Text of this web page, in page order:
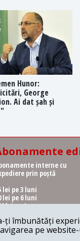
Hunor:
George
Ai dat șah și
interne cu
prin poștă
lei pe 3 luni
lei pe 6 luni
lei pe 1 an
interne cu
de la redacție
îmbunătăți
pe